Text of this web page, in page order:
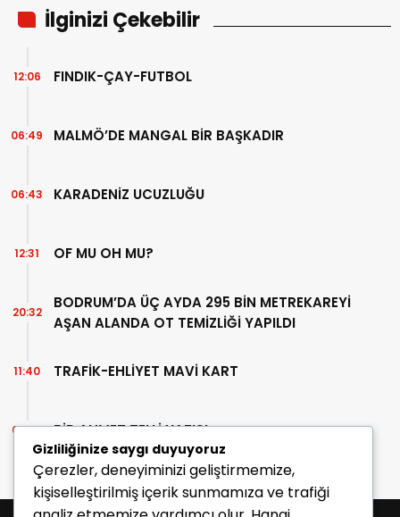
İlginizi Çekebilir
FINDIK-ÇAY-FUTBOL
12:06
MALMÖ’DE MANGAL BİR BAŞKADIR
06:49
KARADENİZ UCUZLUĞU
06:43
OF MU OH MU?
12:31
BODRUM’DA ÜÇ AYDA 295 BİN METREKAREYİ
AŞAN ALANDA OT TEMİZLİĞİ YAPILDI
20:32
TRAFİK-EHLİYET MAVİ KART
11:40
BİR AHMET TELLİ YAZISI
07:30
Gizliliğinize saygı duyuyoruz
Çerezler, deneyiminizi geliştirmemize,
kişiselleştirilmiş içerik sunmamıza ve trafiği